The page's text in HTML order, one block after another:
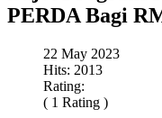
PERDA Bagi
22 May 2023
Hits: 2013
Rating:
( 1 Rating )